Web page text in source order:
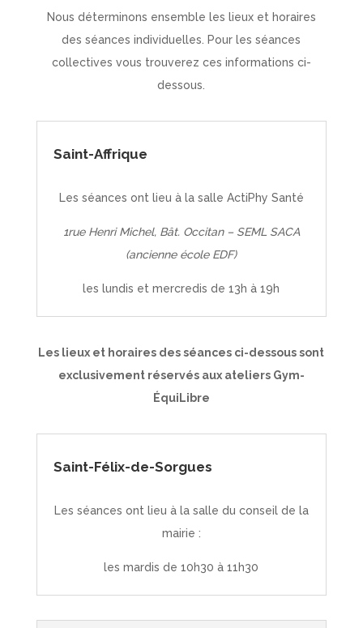
Nous déterminons ensemble les lieux et horaires
des séances individuelles. Pour les séances
collectives vous trouverez ces informations ci-
dessous.
Saint-Affrique
Les séances ont lieu à la salle ActiPhy Santé
1rue Henri Michel, Bât. Occitan – SEML SACA
(ancienne école EDF)
les lundis et mercredis de 13h à 19h
Les lieux et horaires des séances ci-dessous sont
exclusivement réservés aux ateliers Gym-
ÉquiLibre
Saint-Félix-de-Sorgues
Les séances ont lieu à la salle du conseil de la
mairie :
les mardis de 10h30 à 11h30